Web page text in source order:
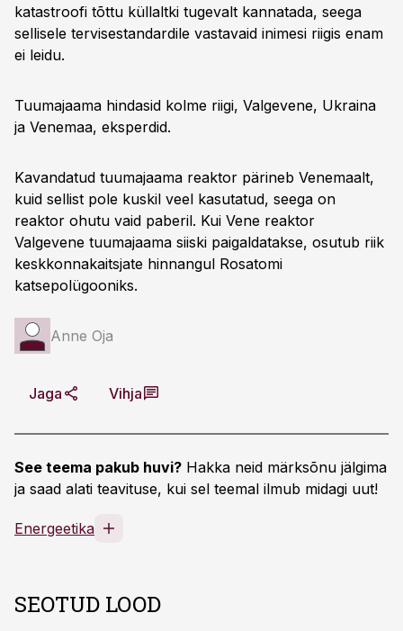
katastroofi tõttu küllaltki tugevalt kannatada, seega
sellisele tervisestandardile vastavaid inimesi riigis enam
ei leidu.
Tuumajaama hindasid kolme riigi, Valgevene, Ukraina
ja Venemaa, eksperdid.
Kavandatud tuumajaama reaktor pärineb Venemaalt,
kuid sellist pole kuskil veel kasutatud, seega on
reaktor ohutu vaid paberil. Kui Vene reaktor
Valgevene tuumajaama siiski paigaldatakse, osutub riik
keskkonnakaitsjate hinnangul Rosatomi
katsepolügooniks.
Anne Oja
Jaga Vihja
See teema pakub huvi? Hakka neid märksõnu jälgima
ja saad alati teavituse, kui sel teemal ilmub midagi uut!
Energeetika
SEOTUD LOOD